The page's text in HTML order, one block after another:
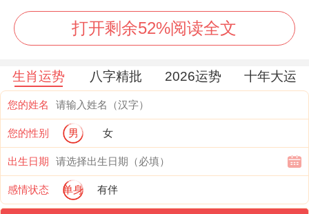
支出.是否是现实替代方案？!
他们的冷漠带着工业 般的准确感，就像瑞士
钟表匠对待齿轮的方法。
你抱怨他们不懂浪漫？摩羯会认真给你讲解
玫瑰花束的性价比 -并推荐保值率更高的金
条当礼物。
打开剩余52%阅读全文
生肖运势 八字精批 2026运势 十年大运
您的姓名
您的性别 男 女
出生日期
感情状态 单身 有伴